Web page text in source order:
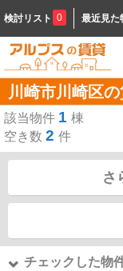
検討リスト 0 最近見た
川崎市川崎区
該当物件 1 棟
空き数 2 件
さ
チェックした物